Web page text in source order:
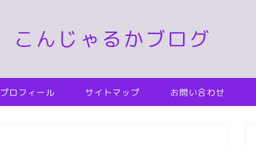
こんじゃるかブログ
プロフィール サイトマップ お問い合わせ